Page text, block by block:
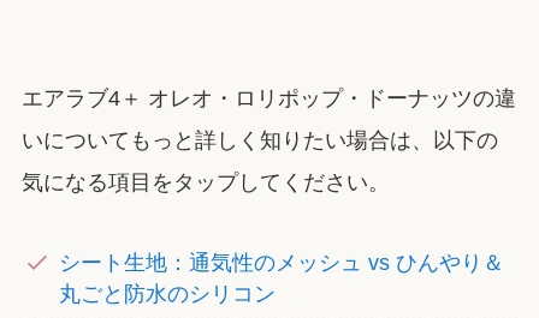
エアラブ4＋ オレオ・ロリポップ・ドーナッツの違
いについてもっと詳しく知りたい場合は、以下の
気になる項目をタップしてください。
シート生地：通気性のメッシュ vs ひんやり＆
丸ごと防水のシリコン